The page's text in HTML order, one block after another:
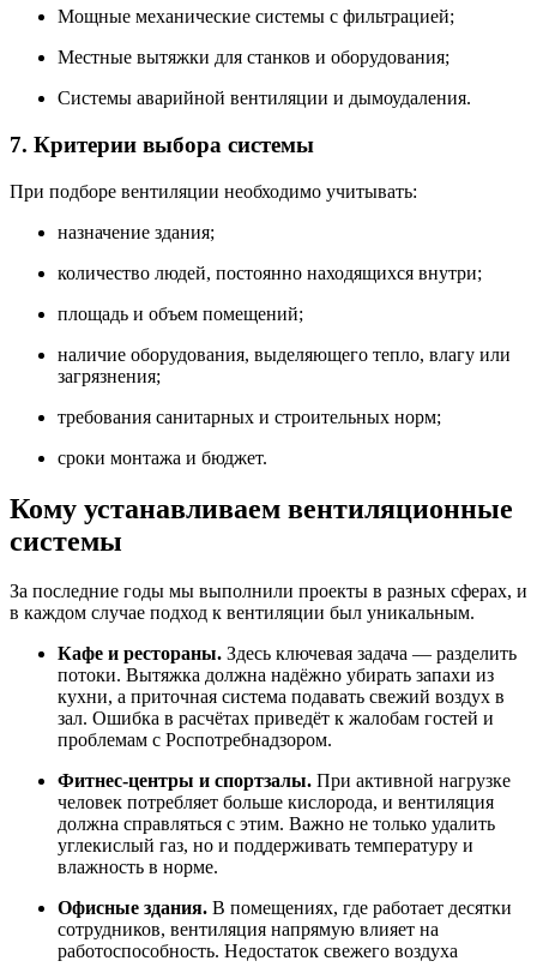
Мощные механические системы с фильтрацией;
Местные вытяжки для станков и оборудования;
Системы аварийной вентиляции и дымоудаления.
7. Критерии выбора системы
При подборе вентиляции необходимо учитывать:
назначение здания;
количество людей, постоянно находящихся внутри;
площадь и объем помещений;
наличие оборудования, выделяющего тепло, влагу или
загрязнения;
требования санитарных и строительных норм;
сроки монтажа и бюджет.
Кому устанавливаем вентиляционные
системы
За последние годы мы выполнили проекты в разных сферах, и
в каждом случае подход к вентиляции был уникальным.
Кафе и рестораны. Здесь ключевая задача — разделить
потоки. Вытяжка должна надёжно убирать запахи из
кухни, а приточная система подавать свежий воздух в
зал. Ошибка в расчётах приведёт к жалобам гостей и
проблемам с Роспотребнадзором.
Фитнес-центры и спортзалы. При активной нагрузке
человек потребляет больше кислорода, и вентиляция
должна справляться с этим. Важно не только удалить
углекислый газ, но и поддерживать температуру и
влажность в норме.
Офисные здания. В помещениях, где работает десятки
сотрудников, вентиляция напрямую влияет на
работоспособность. Недостаток свежего воздуха